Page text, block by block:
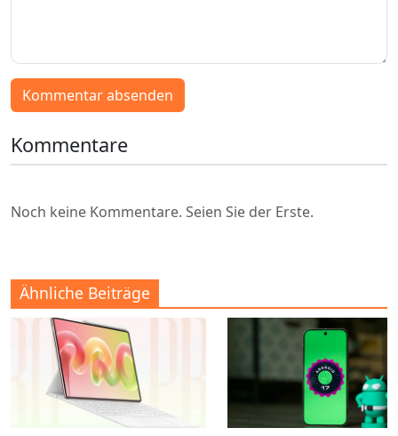
Kommentar absenden
Kommentare
Noch keine Kommentare. Seien Sie der Erste.
Ähnliche Beiträge